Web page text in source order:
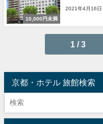
10,000円未満
2021年4月16日
1 / 3
京都・ホテル 旅館検索